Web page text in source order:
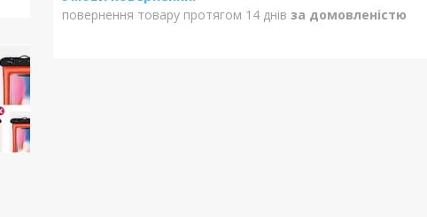
повернення товару протягом 14 днів за домовленістю